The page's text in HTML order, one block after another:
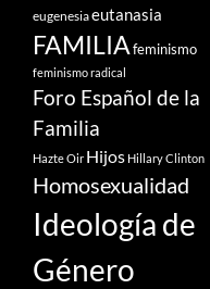
eugenesiaeutanasia
FAMILIAfeminismo
feminismo radical
Foro Español de la
Familia
Hazte Oir Hijos Hillary Clinton
Homosexualidad
Ideología de
Género